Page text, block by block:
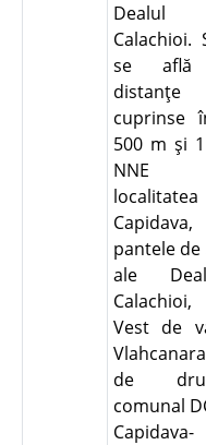
Dealul
Calachioi.
se
distanţe
cuprinse
500 m şi
NNE
localitatea
pantele de
ale
Vest de
de
comunal
Capidava-